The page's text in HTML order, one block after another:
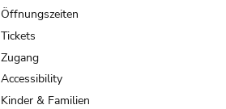
navigation
Öffnungszeiten
Tickets
Zugang
Accessibility
Kinder & Familien